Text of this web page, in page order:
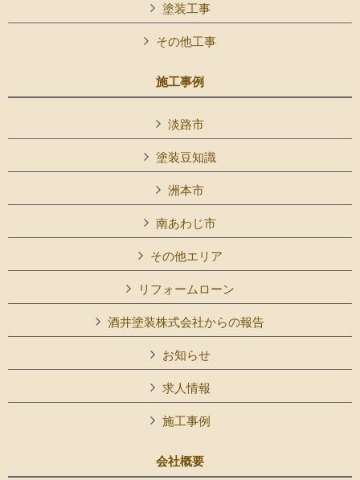
塗装工事
その他工事
施工事例
淡路市
塗装豆知識
洲本市
南あわじ市
その他エリア
リフォームローン
酒井塗装株式会社からの報告
お知らせ
求人情報
施工事例
会社概要